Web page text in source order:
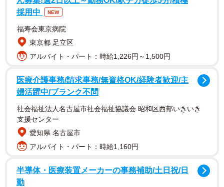
車へのステッカー貼り付けは、安全の妨げになる場所でな
ければ違反になりません。たとえば、車の塗装面や後部座
席の窓なら、ステッカーを貼れる可能性が高いです。
一方、フロントガラスや前席の窓に私的なステッカーを貼
ることは、道路運送車両法で禁止されています。また、リ
ヤガラスでも後方確認等に支障が出るような貼り方は禁止
採用中
NEW
福寿会東京病院
東京都 足立区
アルバイト・パート：時給1,226円～1,500円
医療介護事務/請求事務/無資格OK/経験者歓迎/主
婦活躍中/ブランク不問
社会福祉法人名古屋市社会福祉協議会 昭和区西部いきいき
支援センター
愛知県 名古屋市
アルバイト・パート：時給1,160円
半導体・医療装置メーカーの事務補助/土日祝/日
勤